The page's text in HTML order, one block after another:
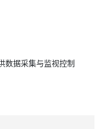
数据采集与监视控制